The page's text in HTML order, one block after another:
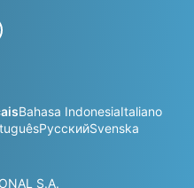
Bahasa IndonesiaItaliano
РусскийSvenska
S.A.